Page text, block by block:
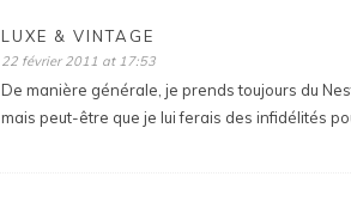
LUXE & VINTAGE
22 février 2011 at 17:53
De manière générale, je prends toujours du
mais peut-être que je lui ferais des infidélités